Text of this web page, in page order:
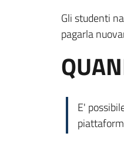
Gli studenti
pagarla
E'